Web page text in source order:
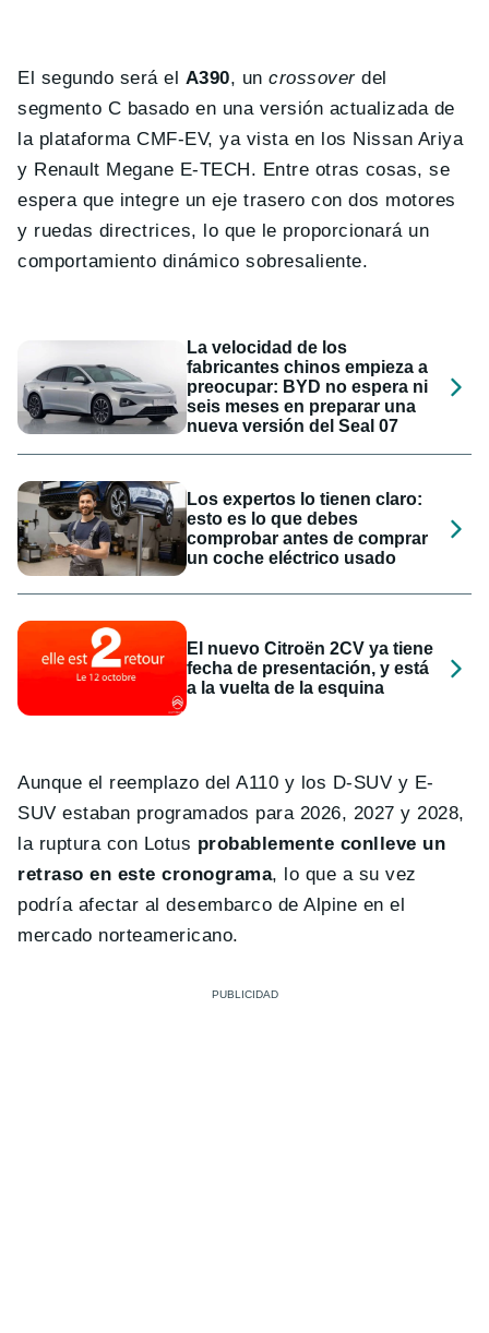
El segundo será el A390, uncrossoverdel
segmento C basado en una versión actualizada de
la plataforma CMF-EV, ya vista en los Nissan Ariya
y Renault Megane E-TECH. Entre otras cosas, se
espera que integre un eje trasero con dos motores
y ruedas directrices, lo que le proporcionará un
comportamiento dinámico sobresaliente.
La velocidad de los
fabricantes chinos empieza a
preocupar: BYD no espera ni
seis meses en preparar una
nueva versión del Seal 07
Los expertos lo tienen claro:
esto es lo que debes
comprobar antes de comprar
un coche eléctrico usado
El nuevo Citroën 2CV ya tiene
fecha de presentación, y está
a la vuelta de la esquina
Aunque el reemplazo del A110 y los D-SUV y E-
SUV estaban programados para 2026, 2027 y 2028,
la ruptura con Lotus probablemente conlleve un
retraso en este cronograma, lo que a su vez
podría afectar al desembarco de Alpine en el
mercado norteamericano.